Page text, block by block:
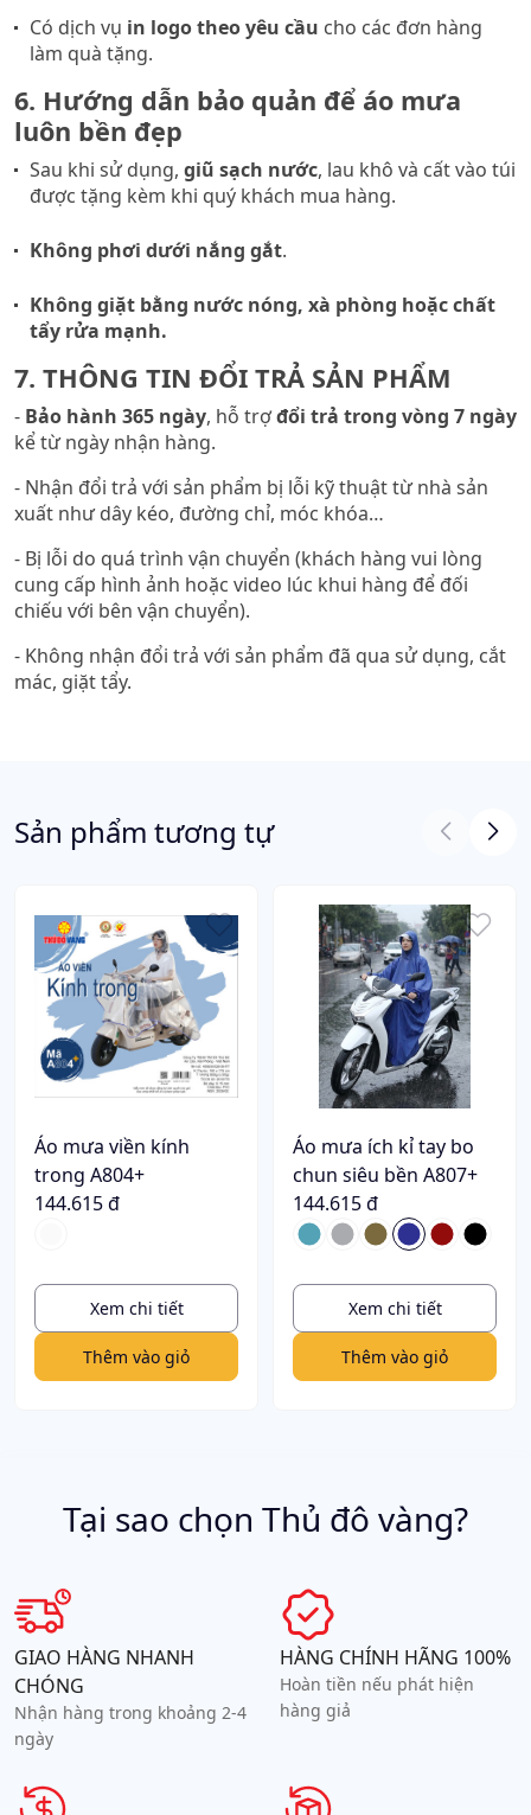
Có dịch vụ in logo theo yêu cầu cho các đơn hàng
làm quà tặng.
6. Hướng dẫn bảo quản để áo mưa
luôn bền đẹp
Sau khi sử dụng, giũ sạch nước, lau khô và cất vào túi
được tặng kèm khi quý khách mua hàng.
Không phơi dưới nắng gắt.
Không giặt bằng nước nóng, xà phòng hoặc chất
tẩy rửa mạnh.
7. THÔNG TIN ĐỔI TRẢ SẢN PHẨM
- Bảo hành 365 ngày, hỗ trợđổi trả trong vòng 7 ngày
kể từ ngày nhận hàng.
- Nhận đổi trả với sản phẩm bị lỗi kỹ thuật từ nhà sản
xuất như dây kéo, đường chỉ, móc khóa…
- Bị lỗi do quá trình vận chuyển (khách hàng vui lòng
cung cấp hình ảnh hoặc video lúc khui hàng để đối
chiếu với bên vận chuyển).
- Không nhận đổi trả với sản phẩm đã qua sử dụng, cắt
mác, giặt tẩy.
Sản phẩm tương tự
Áo mưa viền kính
trong A804+
144.615 đ
Xem chi tiết
Thêm vào giỏ
Áo mưa ích kỉ tay bo
chun siêu bền A807+
144.615 đ
Xem chi tiết
Thêm vào giỏ
Tại sao chọn Thủ đô vàng?
GIAO HÀNG NHANH
CHÓNG
Nhận hàng trong khoảng 2-4
ngày
HÀNG CHÍNH HÃNG 100%
Hoàn tiền nếu phát hiện
hàng giả